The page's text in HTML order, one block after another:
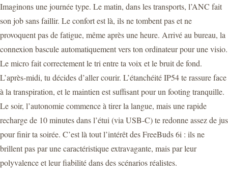
Imaginons une journée type. Le matin, dans les transports, l’ANC fait
son job sans faillir. Le confort est là, ils ne tombent pas et ne
provoquent pas de fatigue, même après une heure. Arrivé au bureau, la
connexion bascule automatiquement vers ton ordinateur pour une visio.
Le micro fait correctement le tri entre ta voix et le bruit de fond.
L’après-midi, tu décides d’aller courir. L’étanchéité IP54 te rassure face
à la transpiration, et le maintien est suffisant pour un footing tranquille.
Le soir, l’autonomie commence à tirer la langue, mais une rapide
recharge de 10 minutes dans l’étui (via USB-C) te redonne assez de jus
pour finir ta soirée. C’est là tout l’intérêt des FreeBuds 6i : ils ne
brillent pas par une caractéristique extravagante, mais par leur
polyvalence et leur fiabilité dans des scénarios réalistes.